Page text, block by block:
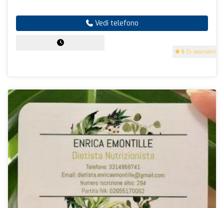
5 (5 recensioni)
Vedi telefono